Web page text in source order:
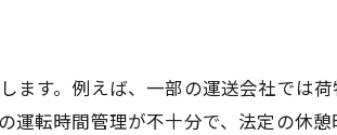
ます。例えば、一部の運送会社では
運転時間管理が不十分で、法定の休